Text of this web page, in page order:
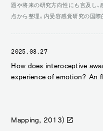
題や将来の研究方向性にも言及し
点から整理。内受容感覚研究の国
2025.08.27
How does interoceptive
experience of emotion?
Mapping, 2013)